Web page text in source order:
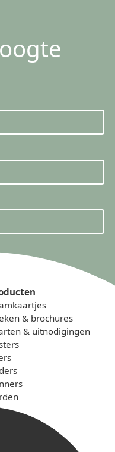
& brochures
& uitnodigingen